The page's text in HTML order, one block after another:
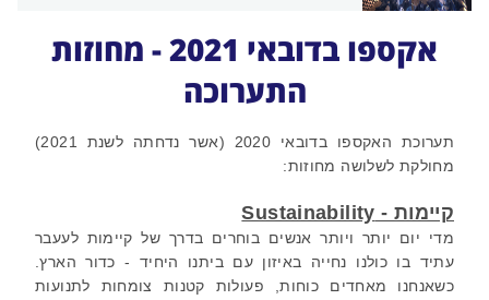
אקספו בדובאי 2021 - מחוזות
התערוכה
תערוכת האקספו בדובאי 2020 (אשר נדחתה לשנת 2021)
מחולקת לשלושה מחוזות:
קיימות - Sustainability
מדי יום יותר ויותר אנשים בוחרים בדרך של קיימות לעעבר
עתיד בו כולנו נחייה באיזון עם ביתנו היחיד - כדור הארץ.
כשאנחנו מאחדים כוחות, פעולות קטנות צומחות לתנועות